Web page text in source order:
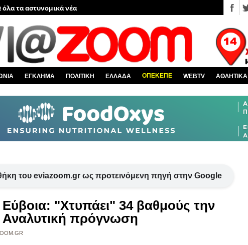
όλα τα αστυνομικά νέα
όλα τα νέα από τον κόσμο
όλα τα νέα για την Χαλκίδα και όλη την Εύβοια
όλες τις ειδήσεις από την Ελλάδα
όλα τα πολιτικά νέα
τις αποκαλύψεις του EviaZoom.gr
ΕΓΚΛΗΜΑ ΠΟΛΙΤΙΚΗ ΕΛΛΑΔΑ ΟΠΕΚΕΠΕ WEBTV ΑΘΛΗΤΙΚΑ
του eviazoom.gr ως προτεινόμενη πηγή στην Google
"Χτυπάει" 34 βαθμούς την
πρόγνωση